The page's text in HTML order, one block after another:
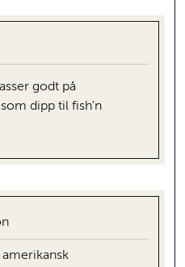
godt på
dipp til fish'n
amerikansk